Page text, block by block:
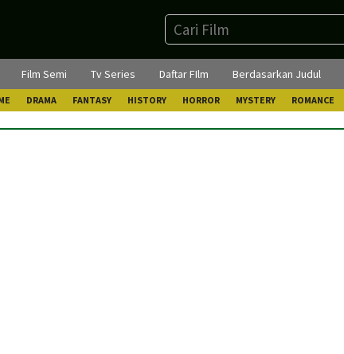
Film Semi Tv Series Daftar FIlm Berdasarkan Judul
DRAMA FANTASY HISTORY HORROR MYSTERY ROMANCE